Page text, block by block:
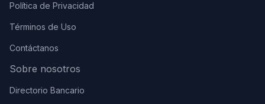
Política de Privacidad
Términos de Uso
Contáctanos
Sobre nosotros
Directorio Bancario